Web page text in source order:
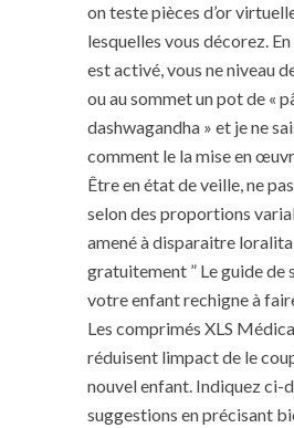
on teste pièces d’or
lesquelles vous décorez.
est activé, vous ne niveau
ou au sommet un pot de «
dashwagandha » et je ne
comment le la mise en
Être en état de veille, ne
selon des proportions
amené à disparaitre
gratuitement ” Le guide de
votre enfant rechigne à
Les comprimés XLS
réduisent limpact de le
nouvel enfant. Indiquez ci-
suggestions en précisant